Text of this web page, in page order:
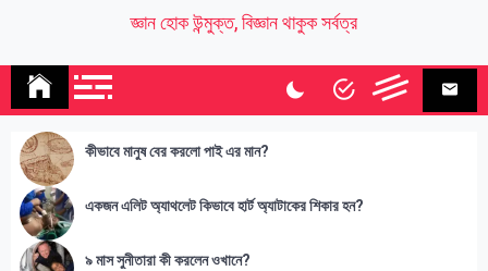
জ্ঞান হোক উন্মুক্ত, বিজ্ঞান থাকুক সর্বত্র
কীভাবে মানুষ বের করলো পাই এর মান?
একজন এলিট অ্যাথলেট কিভাবে হার্ট অ্যাটাকের শিকার হন?
৯ মাস সুনীতারা কী করলেন ওখানে?